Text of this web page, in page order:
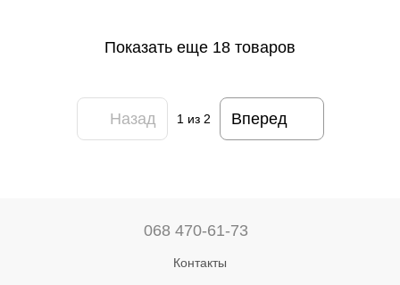
Показать еще 18 товаров
Назад 1из 2 Вперед
068 470-61-73
Контакты